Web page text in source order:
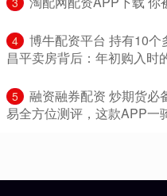
4
博牛配资平台 持有10个
昌平卖房背后：年初购入时
5
融资融券配资 炒期货必
易全方位测评，这款APP一